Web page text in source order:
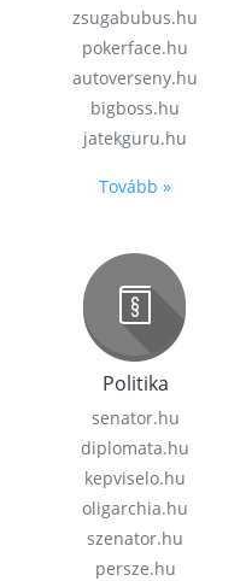
zsugabubus.hu
pokerface.hu
autoverseny.hu
bigboss.hu
jatekguru.hu
Tovább »
Politika
senator.hu
diplomata.hu
kepviselo.hu
oligarchia.hu
szenator.hu
persze.hu